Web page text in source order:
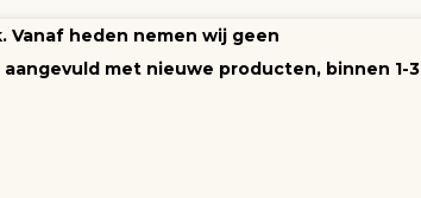
Vanaf heden nemen wij geen
met nieuwe producten, binnen 1-3